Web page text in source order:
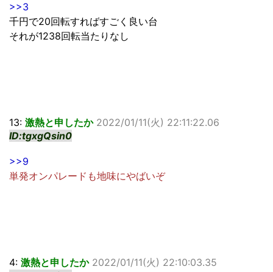
>>3
千円で20回転すればすごく良い台
それが1238回転当たりなし
13: 激熱と申したか 2022/01/11(火) 22:11:22.06
ID:tgxgQsin0
>>9
単発オンパレードも地味にやばいぞ
4: 激熱と申したか 2022/01/11(火) 22:10:03.35